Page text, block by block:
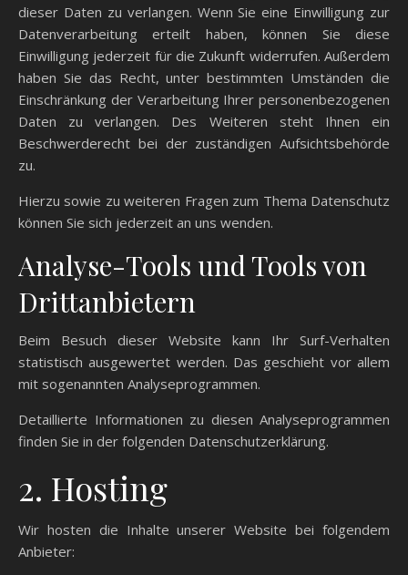
dieser Daten zu verlangen. Wenn Sie eine Einwilligung zur
Datenverarbeitung erteilt haben, können Sie diese
Einwilligung jederzeit für die Zukunft widerrufen. Außerdem
haben Sie das Recht, unter bestimmten Umständen die
Einschränkung der Verarbeitung Ihrer personenbezogenen
Daten zu verlangen. Des Weiteren steht Ihnen ein
Beschwerderecht bei der zuständigen Aufsichtsbehörde
zu.
Hierzu sowie zu weiteren Fragen zum Thema Datenschutz
können Sie sich jederzeit an uns wenden.
Analyse-Tools und Tools von
Dritt­anbietern
Beim Besuch dieser Website kann Ihr Surf-Verhalten
statistisch ausgewertet werden. Das geschieht vor allem
mit sogenannten Analyseprogrammen.
Detaillierte Informationen zu diesen Analyseprogrammen
finden Sie in der folgenden Datenschutzerklärung.
2. Hosting
Wir hosten die Inhalte unserer Website bei folgendem
Anbieter: